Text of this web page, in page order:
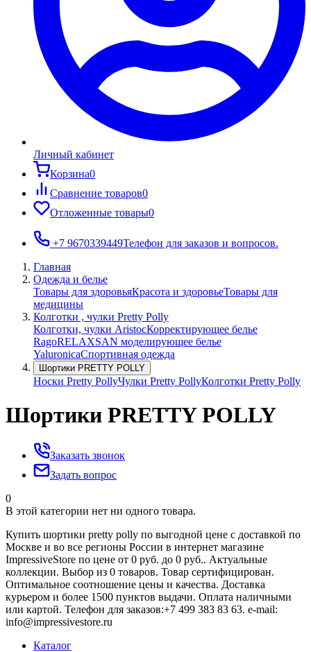
Личный кабинет
Корзина0
Сравнение товаров0
Отложенные товары0
+7 9670339449Телефон для заказов и вопросов.
Главная
Одежда и белье
Товары для здоровьяКрасота и здоровьеТовары для
медицины
Колготки , чулки Pretty Polly
Колготки, чулки AristocКорректирующее белье
RagoRELAXSAN моделирующее белье
YaluroniсaСпортивная одежда
Шортики PRETTY POLLY
Носки Pretty PollyЧулки Pretty PollyКолготки Pretty Polly
Шортики PRETTY POLLY
Заказать звонок
Задать вопрос
0
В этой категории нет ни одного товара.
Купить шортики pretty polly по выгодной цене с доставкой по
Москве и во все регионы России в интернет магазине
ImpressiveStore по цене от 0 руб. до 0 руб.. Актуальные
коллекции. Выбор из 0 товаров. Товар сертифицирован.
Оптимальное соотношение цены и качества. Доставка
курьером и более 1500 пунктов выдачи. Оплата наличными
или картой. Телефон для заказов:+7 499 383 83 63. e-mail:
info@impressivestore.ru
Каталог